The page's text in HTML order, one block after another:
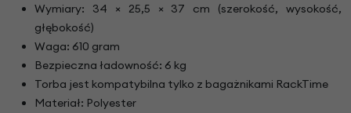
Wymiary: 34 × 25,5 × 37 cm (szerokość, wysokość,
głębokość)
Waga: 610 gram
Bezpieczna ładowność: 6 kg
Torba jest kompatybilna tylko z bagażnikami RackTime
Materiał: Polyester